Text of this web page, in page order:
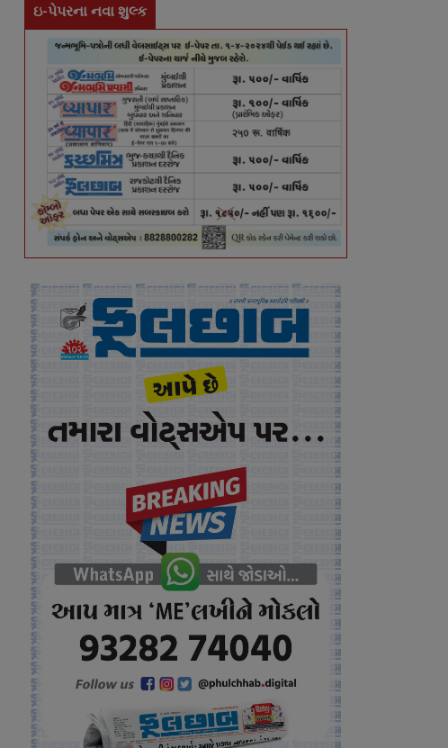
ઇ-પેપરના નવા શુલ્ક